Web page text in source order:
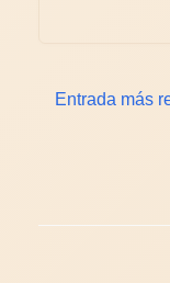
Entrada más